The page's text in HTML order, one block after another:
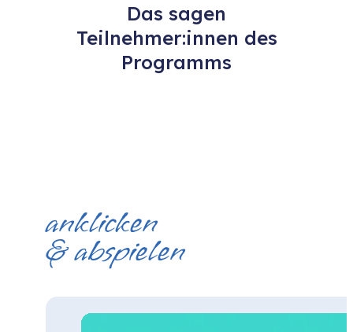
Das sagen
Teilnehmer:innen des
Programms
anklicken
& abspielen